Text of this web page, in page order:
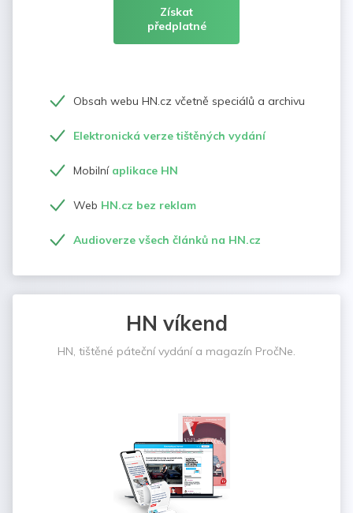
Získat
předplatné
Obsah webu HN.cz včetně speciálů a archivu
Elektronická verze tištěných vydání
Mobilní aplikace HN
Web HN.cz bez reklam
Audioverze všech článků na HN.cz
HN víkend
HN, tištěné páteční vydání a magazín PročNe.